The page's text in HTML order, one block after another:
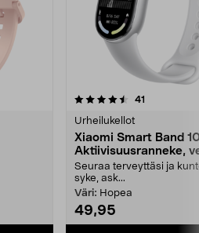
41
Urheilukellot
Xiaomi Smart Band
Aktiivisuusranneke,
Seuraa terveyttäsi ja
syke, ask...
Väri: Hopea
49,95
4.5 viidestä